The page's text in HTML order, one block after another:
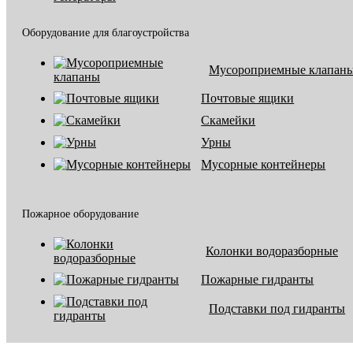
Оборудование для благоустройства
Мусороприемные
Почтовые ящики
Скамейки
Урны
Мусорные контейнеры
Пожарное оборудование
Колонки водоразборные
Пожарные гидранты
Подставки под гидранты